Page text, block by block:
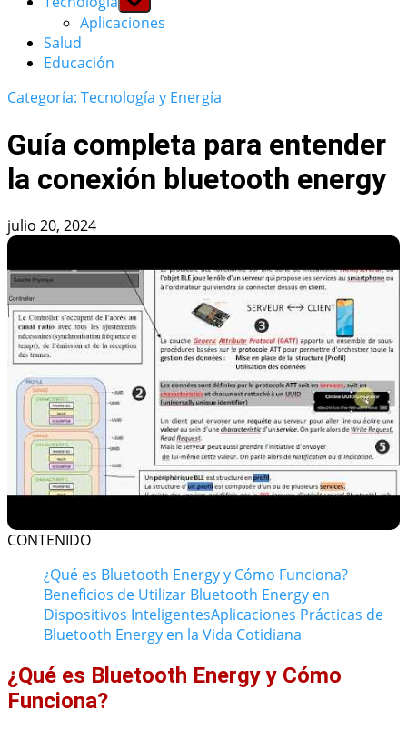
sub
menu
Aplicaciones
Salud
Educación
Categoría: Tecnología y Energía
Guía completa para entender
la conexión bluetooth energy
julio 20, 2024
CONTENIDO
¿Qué es Bluetooth Energy y Cómo Funciona?
Beneficios de Utilizar Bluetooth Energy en
Dispositivos InteligentesAplicaciones Prácticas de
Bluetooth Energy en la Vida Cotidiana
¿Qué es Bluetooth Energy y Cómo
Funciona?